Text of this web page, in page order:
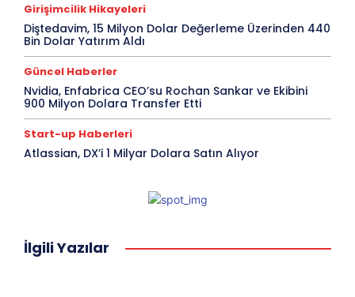
Girişimcilik Hikayeleri
Diştedavim, 15 Milyon Dolar Değerleme Üzerinden 440
Bin Dolar Yatırım Aldı
Güncel Haberler
Nvidia, Enfabrica CEO’su Rochan Sankar ve Ekibini
900 Milyon Dolara Transfer Etti
Start-up Haberleri
Atlassian, DX’i 1 Milyar Dolara Satın Alıyor
İlgili Yazılar